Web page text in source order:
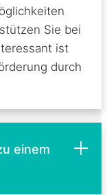
Sie bei
ist
durch
einem